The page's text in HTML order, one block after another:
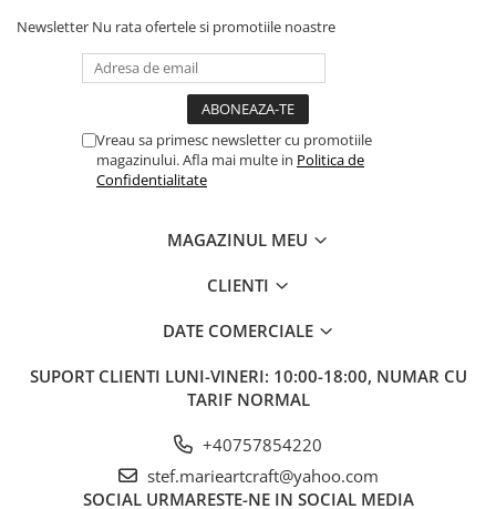
Newsletter Nu rata ofertele si promotiile noastre
Vreau sa primesc newsletter cu promotiile
magazinului. Afla mai multe in Politica de
Confidentialitate
MAGAZINUL MEU
CLIENTI
DATE COMERCIALE
SUPORT CLIENTI LUNI-VINERI: 10:00-18:00, NUMAR CU
TARIF NORMAL
+40757854220
stef.marieartcraft@yahoo.com
SOCIAL URMARESTE-NE IN SOCIAL MEDIA